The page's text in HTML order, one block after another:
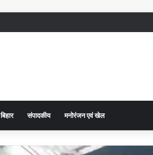
बिहार संपादकीय मनोरंजन एवं खेल